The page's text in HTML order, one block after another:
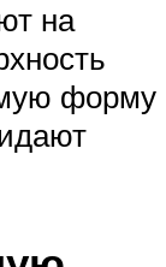
на
форму